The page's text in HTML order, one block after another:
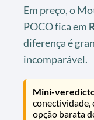
Em preço, o
POCO fica em
diferença é
incomparável.
Mini-
conectividade,
opção barata